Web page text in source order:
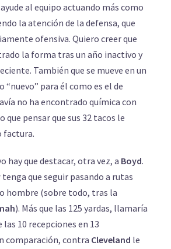
al equipo actuando más como
la atención de la defensa, que
ofensiva. Quiero creer que
la forma tras un año inactivo y
También que se mueve en un
“nuevo” para él como es el de
no ha encontrado química con
que pensar que sus 32 tacos le
factura.
hay que destacar, otra vez, a Boyd.
tenga que seguir pasando a rutas
hombre (sobre todo, tras la
). Más que las 125 yardas, llamaría
10 recepciones en 13
comparación, contra Cleveland le